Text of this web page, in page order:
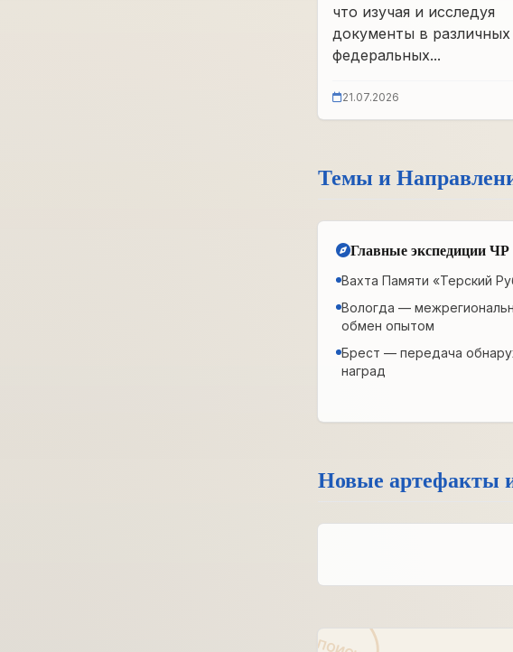
что изучая и исследуя
документы в различных
федеральных...
21.07.2026
Темы и
Главные экспедиции ЧР
Вахта Памяти «Терский
Вологда —
обмен опытом
Брест — передача
наград
Новые артефакты